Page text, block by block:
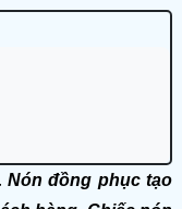
Nón đồng phục tạo